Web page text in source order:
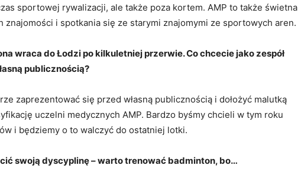
sportowej rywalizacji, ale także poza kortem. AMP to także świetna
znajomości i spotkania się ze starymi znajomymi ze sportowych aren.
wraca do Łodzi po kilkuletniej przerwie. Co chcecie jako zespół
publicznością?
zaprezentować się przed własną publicznością i dołożyć malutką
uczelni medycznych AMP. Bardzo byśmy chcieli w tym roku
i będziemy o to walczyć do ostatniej lotki.
swoją dyscyplinę – warto trenować badminton, bo…